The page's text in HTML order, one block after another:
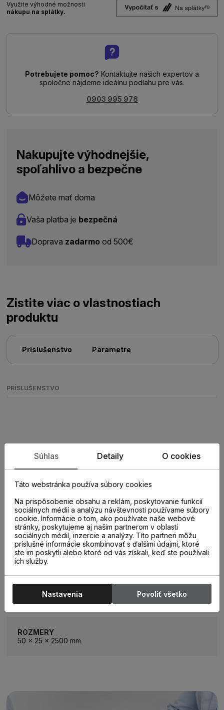
Využite výhodné možnosti
nákupu na splátky.
Potrebujete pomoc? Kontaktujte našich expertov a
spoločne nájdeme ideálnu podlahu pre vás.
0903 995 978
Nakupujte výhodnejšie,
spoľahlivo a bezpečne
Môžete mať doma
Vaša platba je bezpečná
Doprava zadarmo od 500€
Zistite viac o vlastnostiach
produktu
Príslušenstvo Parametre
PRÍSLUŠENSTVO
PARAMETRE
KATEGÓRIA
ROZMERY
50 x 25 x 2500 mm
Súhlas Detaily O cookies
Táto webstránka používa súbory cookies
Na prispôsobenie obsahu a reklám, poskytovanie funkcií
sociálnych médií a analýzu návštevnosti používame súbory
cookie. Informácie o tom, ako používate naše webové
stránky, poskytujeme aj našim partnerom v oblasti
sociálnych médií, inzercie a analýzy. Títo partneri môžu
príslušné informácie skombinovať s ďalšími údajmi, ktoré
ste im poskytli alebo ktoré od vás získali, keď ste používali
ich služby.
Nastavenia Povoliť všetko